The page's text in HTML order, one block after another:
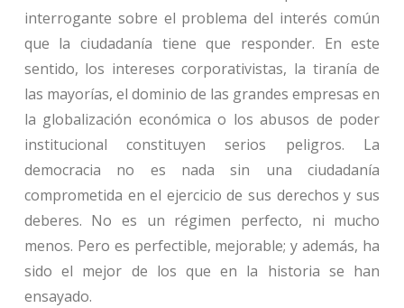
interrogante sobre el problema del interés común
que la ciudadanía tiene que responder. En este
sentido, los intereses corporativistas, la tiranía de
las mayorías, el dominio de las grandes empresas en
la globalización económica o los abusos de poder
institucional constituyen serios peligros. La
democracia no es nada sin una ciudadanía
comprometida en el ejercicio de sus derechos y sus
deberes. No es un régimen perfecto, ni mucho
menos. Pero es perfectible, mejorable; y además, ha
sido el mejor de los que en la historia se han
ensayado.